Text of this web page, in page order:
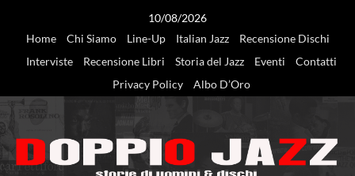
10/08/2026
Home
Chi Siamo Line-Up Italian Jazz
Recensione Dischi
Interviste
Recensione Libri Storia del Jazz Eventi
Contatti
Privacy Policy
Albo D’Oro